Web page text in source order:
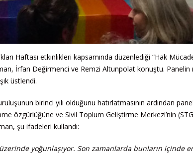
Haftası etkinlikleri kapsamında düzenlediği “Hak
İrfan Değirmenci ve Remzi Altunpolat konuştu.
üstlendi.
birinci yılı olduğunu hatırlatmasının ardından
özgürlüğüne ve Sivil Toplum Geliştirme Merkezi’nin
şu ifadeleri kullandı:
yoğunlaşıyor. Son zamanlarda bunların içinde